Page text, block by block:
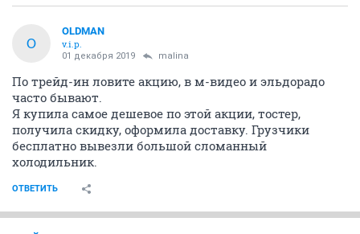
O
OLDMAN
v.i.p.
01 декабря 2019 malina
По трейд-ин ловите акцию, в м-видео и эльдорадо
часто бывают.
Я купила самое дешевое по этой акции, тостер,
получила скидку, оформила доставку. Грузчики
бесплатно вывезли большой сломанный
холодильник.
ОТВЕТИТЬ